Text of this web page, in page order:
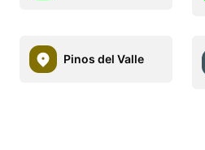
Pinos del Valle